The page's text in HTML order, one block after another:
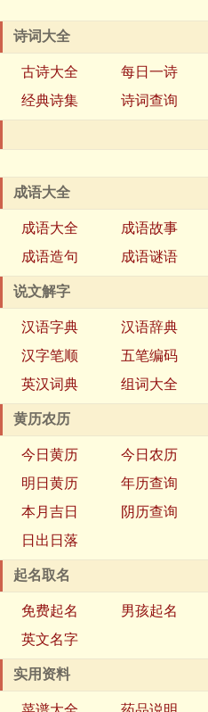
诗词大全
古诗大全 每日一诗
经典诗集
诗词查询
成语大全
成语大全 成语故事
成语造句
成语谜语
说文解字
汉语字典 汉语辞典
汉字笔顺
五笔编码
英汉词典
组词大全
黄历农历
今日黄历 今日农历
明日黄历
年历查询
本月吉日
阴历查询
日出日落
起名取名
免费起名 男孩起名
英文名字
实用资料